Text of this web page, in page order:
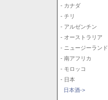
- カナダ
- チリ
- アルゼンチン
- オーストラリア
- ニュージーランド
- 南アフリカ
- モロッコ
- 日本
日本酒->